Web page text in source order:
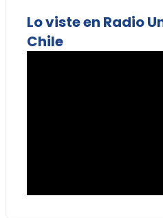
Lo viste en Radio
Chile